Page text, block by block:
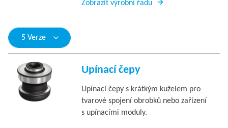
Zobrazit výrobní řadu
5 Verze
Upínací čepy
Upínací čepy s krátkým kuželem pro
tvarové spojení obrobků nebo zařízení
s upínacími moduly.